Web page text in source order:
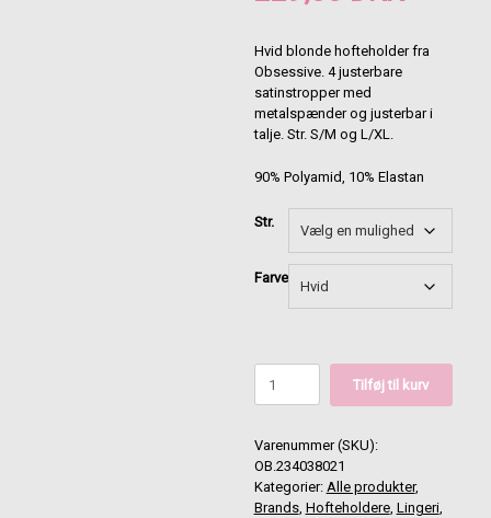
Hvid blonde hofteholder fra
Obsessive. 4 justerbare
satinstropper med
metalspænder og justerbar i
talje. Str. S/M og L/XL.
90% Polyamid, 10% Elastan
Str.
Farve
Bianelle
Tilføj til kurv
Varenummer (SKU):
OB.234038021
Kategorier: Alle produkter,
Brands, Hofteholdere, Lingeri,